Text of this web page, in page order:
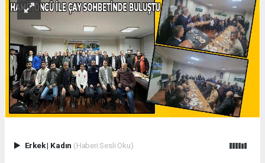
Erkek| Kadın (Haberi Sesli Oku)